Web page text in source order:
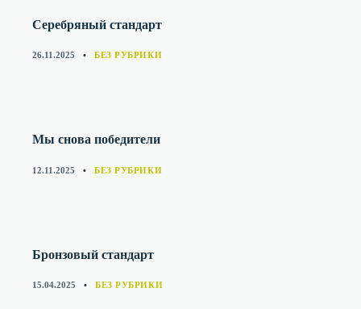
Серебряный стандарт
26.11.2025 CATEGORIES
БЕЗ РУБРИКИ
Мы снова победители
12.11.2025 CATEGORIES
БЕЗ РУБРИКИ
Бронзовый стандарт
15.04.2025 CATEGORIES
БЕЗ РУБРИКИ